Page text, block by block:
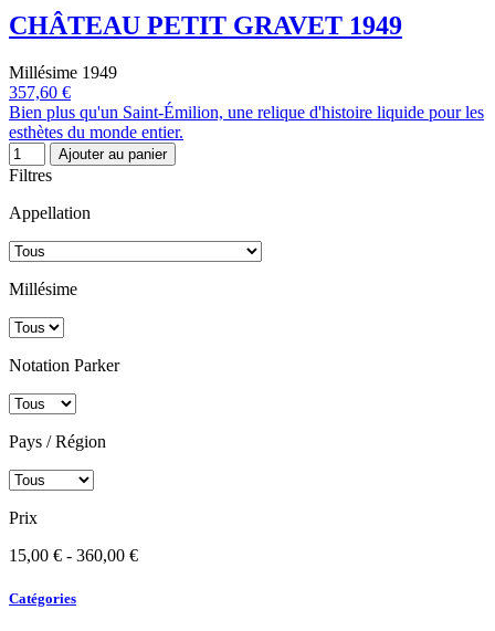
CHÂTEAU PETIT GRAVET 1949
Millésime 1949
357,60 €
Bien plus qu'un Saint-Émilion, une relique d'histoire liquide pour les
esthètes du monde entier.
Ajouter au panier
Filtres
Appellation
Millésime
Notation Parker
Pays / Région
Prix
15,00 € - 360,00 €
Catégories